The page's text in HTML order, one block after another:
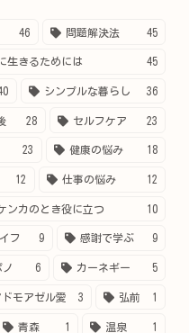
46 問題解決法 45
生きるためには 45
シンプルな暮らし 36
28 セルフケア 23
23 健康の悩み 18
12 仕事の悩み 12
ンカのとき役に立つ 10
フ 9 感謝で学ぶ 9
6 カーネギー 5
ドモアゼル愛 3 弘前 1
青森 1 温泉 1